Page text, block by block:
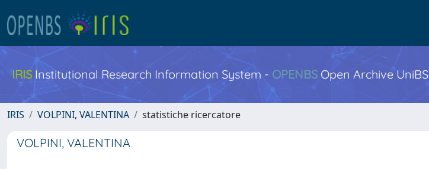
IRIS Institutional Research Information System - OPENBS Open Archive UniBS
IRIS VOLPINI, VALENTINA statistiche ricercatore
VOLPINI, VALENTINA